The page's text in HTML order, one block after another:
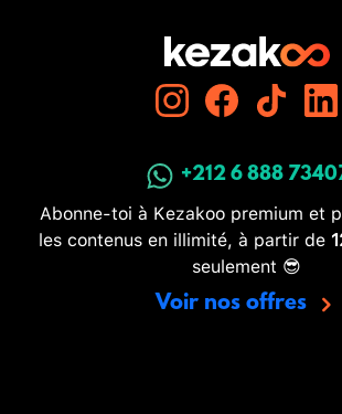
+212 6 888
Abonne-toi à Kezakoo premium et
les contenus en illimité, à partir de
seulement 😎
Voir nos offres